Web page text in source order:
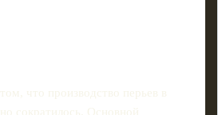
что производство перьев в
сократилось. Основной